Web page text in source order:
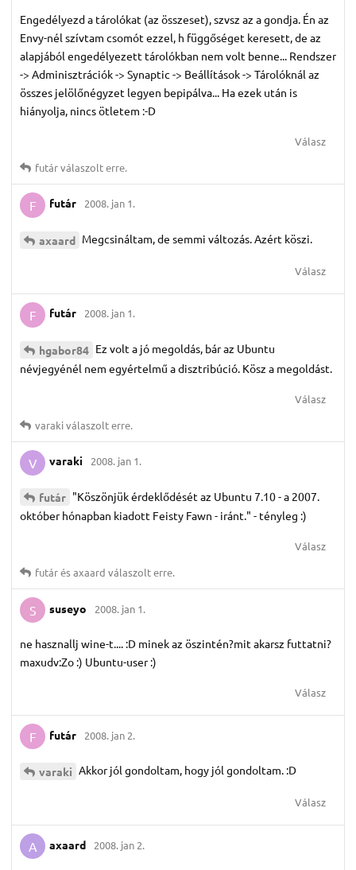
Engedélyezd a tárolókat (az összeset), szvsz az a gondja. Én az
Envy-nél szívtam csomót ezzel, h függőséget keresett, de az
alapjából engedélyezett tárolókban nem volt benne... Rendszer
-> Adminisztrációk -> Synaptic -> Beállítások -> Tárolóknál az
összes jelölőnégyzet legyen bepipálva... Ha ezek után is
hiányolja, nincs ötletem :-D
Válasz
futárválaszolt erre.
F futár 2008. jan 1.
axaard Megcsináltam, de semmi változás. Azért köszi.
Válasz
F futár 2008. jan 1.
hgabor84 Ez volt a jó megoldás, bár az Ubuntu
névjegyénél nem egyértelmű a disztribúció. Kösz a megoldást.
Válasz
varakiválaszolt erre.
V varaki 2008. jan 1.
futár "Köszönjük érdeklődését az Ubuntu 7.10 - a 2007.
október hónapban kiadott Feisty Fawn - iránt." - tényleg :)
Válasz
futárésaxaard válaszolt erre.
S suseyo 2008. jan 1.
ne hasznallj wine-t.... :D minek az öszintén?mit akarsz futtatni?
maxudv:Zo :) Ubuntu-user :)
Válasz
F futár 2008. jan 2.
varaki Akkor jól gondoltam, hogy jól gondoltam. :D
Válasz
A axaard 2008. jan 2.